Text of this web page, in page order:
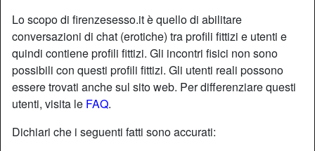
Lo scopo di firenzesesso.it è quello di abilitare
conversazioni di chat (erotiche) tra profili fittizi e utenti e
quindi contiene profili fittizi. Gli incontri fisici non sono
possibili con questi profili fittizi. Gli utenti reali possono
essere trovati anche sul sito web. Per differenziare questi
utenti, visita le FAQ.
Dichiari che i seguenti fatti sono accurati:
star Aggiungi chatChatta adesso